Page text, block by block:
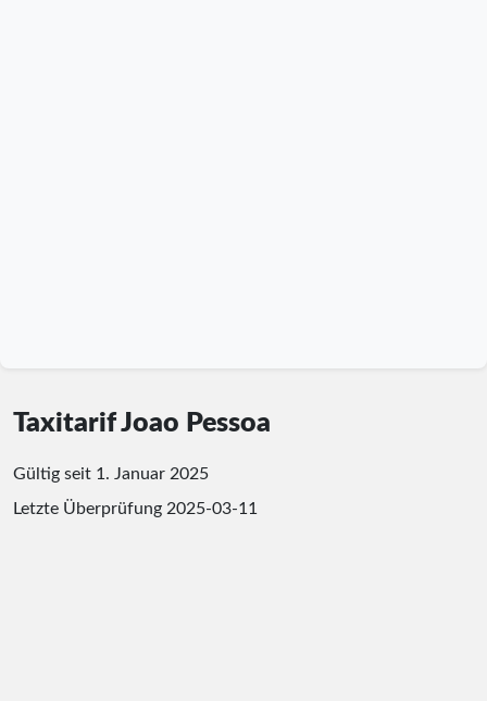
Taxitarif Joao Pessoa
Gültig seit 1. Januar 2025
Letzte Überprüfung 2025-03-11